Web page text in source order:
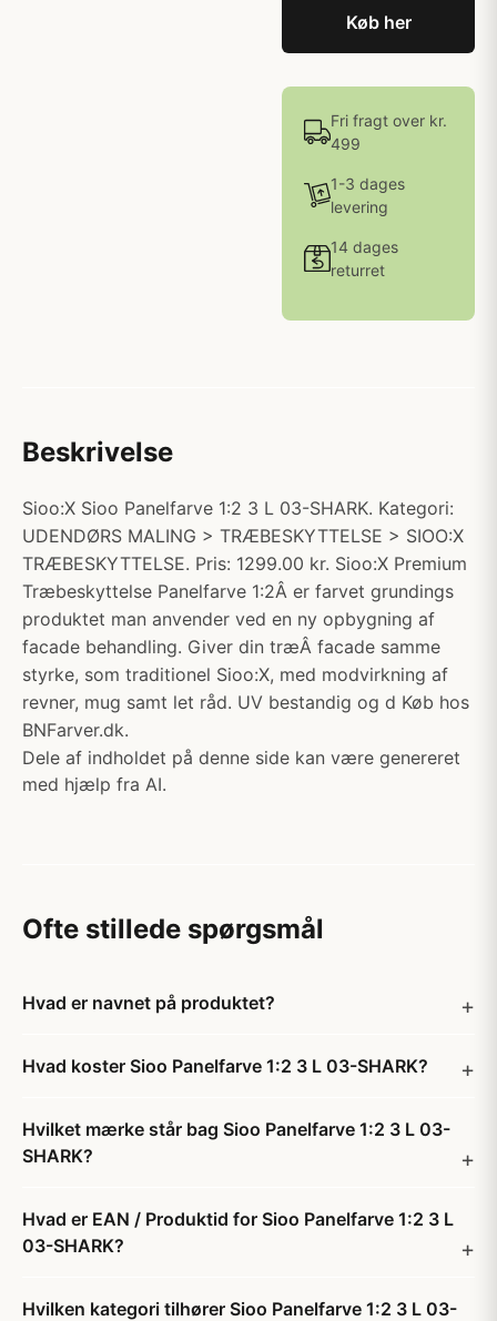
Køb her
Fri fragt over kr.
499
1-3 dages
levering
14 dages
returret
Beskrivelse
Sioo:X Sioo Panelfarve 1:2 3 L 03-SHARK. Kategori:
UDENDØRS MALING > TRÆBESKYTTELSE > SIOO:X
TRÆBESKYTTELSE. Pris: 1299.00 kr. Sioo:X Premium
Træbeskyttelse Panelfarve 1:2Â er farvet grundings
produktet man anvender ved en ny opbygning af
facade behandling. Giver din træÂ facade samme
styrke, som traditionel Sioo:X, med modvirkning af
revner, mug samt let råd. UV bestandig og d Køb hos
BNFarver.dk.
Dele af indholdet på denne side kan være genereret
med hjælp fra AI.
Ofte stillede spørgsmål
Hvad er navnet på produktet?
Hvad koster Sioo Panelfarve 1:2 3 L 03-SHARK?
Hvilket mærke står bag Sioo Panelfarve 1:2 3 L 03-
SHARK?
Hvad er EAN / Produktid for Sioo Panelfarve 1:2 3 L
03-SHARK?
Hvilken kategori tilhører Sioo Panelfarve 1:2 3 L 03-